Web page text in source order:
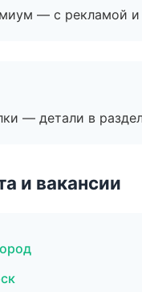
— с рекламой
— детали в
и вакансии